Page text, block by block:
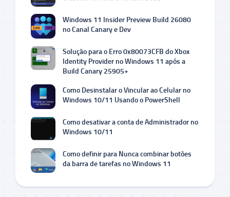
Windows 11 Insider Preview Build 26080
no Canal Canary e Dev
Solução para o Erro 0x80073CFB do Xbox
Identity Provider no Windows 11 após a
Build Canary 25905+
Como Desinstalar o Vincular ao Celular no
Windows 10/11 Usando o PowerShell
Como desativar a conta de Administrador no
Windows 10/11
Como definir para Nunca combinar botões
da barra de tarefas no Windows 11